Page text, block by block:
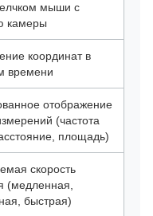
мыши с
камеры
координат в
времени
отображение
(частота
площадь)
скорость
(медленная,
быстрая)